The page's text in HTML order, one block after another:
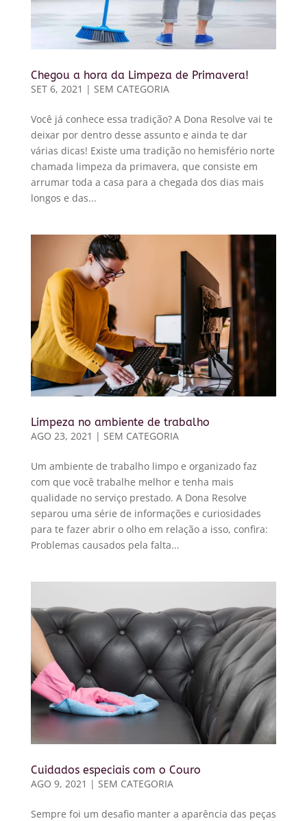
Chegou a hora da Limpeza de Primavera!
SET 6, 2021 | SEM CATEGORIA
Você já conhece essa tradição? A Dona Resolve vai te
deixar por dentro desse assunto e ainda te dar
várias dicas! Existe uma tradição no hemisfério norte
chamada limpeza da primavera, que consiste em
arrumar toda a casa para a chegada dos dias mais
longos e das...
Limpeza no ambiente de trabalho
AGO 23, 2021 | SEM CATEGORIA
Um ambiente de trabalho limpo e organizado faz
com que você trabalhe melhor e tenha mais
qualidade no serviço prestado. A Dona Resolve
separou uma série de informações e curiosidades
para te fazer abrir o olho em relação a isso, confira:
Problemas causados pela falta...
Cuidados especiais com o Couro
AGO 9, 2021 | SEM CATEGORIA
Sempre foi um desafio manter a aparência das peças